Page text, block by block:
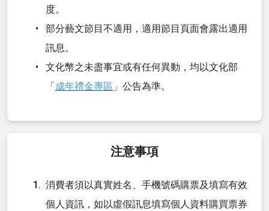
度。
部分藝文節目不適用，適用節目頁面會露出適用
訊息。
文化幣之未盡事宜或有任何異動，均以文化部
「 成年禮金專區 」公告為準。
注意事項
消費者須以真實姓名、手機號碼購票及填寫有效
個人資訊，如以虛假訊息填寫個人資料購買票券